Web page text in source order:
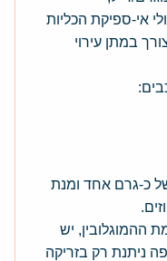
אי-ספיקת הכליות
במתן עירוי
כ-גרם אחד ומנת
ההמוגלובין, יש
ניתנת רק בזריקה